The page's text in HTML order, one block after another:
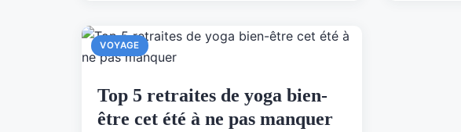
VOYAGE
Top 5 retraites de yoga bien-
être cet été à ne pas manquer